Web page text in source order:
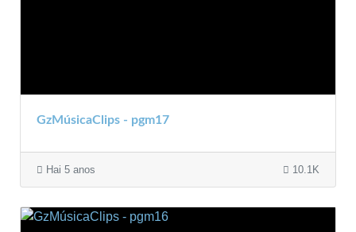
GzMúsicaClips - pgm17
Hai 5 anos 10.1K